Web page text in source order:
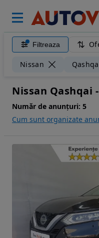
Filtreaza
Nissan
Nissan Qashqai
Număr de anunțuri: 5
Cum sunt organizate